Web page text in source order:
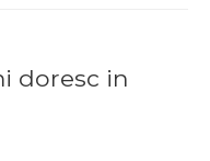
doresc in